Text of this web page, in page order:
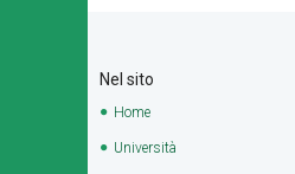
Nel sito
Home
Università